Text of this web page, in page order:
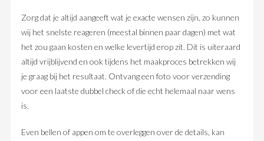
Zorg dat je altijd aangeeft wat je exacte wensen zijn, zo kunnen
wij het snelste reageren (meestal binnen paar dagen) met wat
het zou gaan kosten en welke levertijd erop zit. Dit is uiteraard
altijd vrijblijvend en ook tijdens het maakproces betrekken wij
je graag bij het resultaat. Ontvang een foto voor verzending
voor een laatste dubbel check of die echt helemaal naar wens
is.
Even bellen of appen om te overleggen over de details, kan